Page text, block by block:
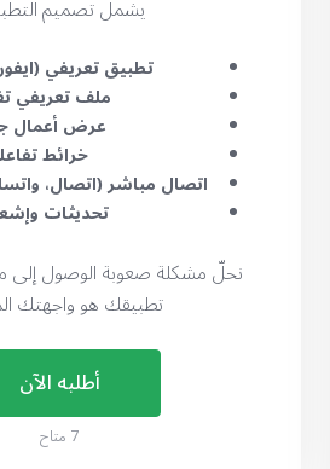
يشمل تصميم
تطبيق تعريفي
ملف تعريفي
عرض أعمال
خرائط
اتصال مباشر (اتصال،
تحديثات
نحلّ مشكلة صعوبة الوصول
تطبيقك هو واجهتك
أطلبه الآن
7 متاح